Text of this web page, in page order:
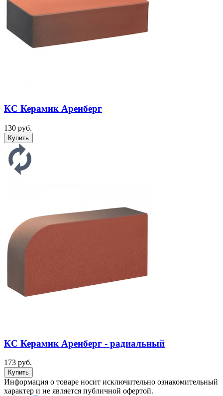
КС Керамик Аренберг
130 руб.
КС Керамик Аренберг - радиальный
173 руб.
Информация о товаре носит исключительно ознакомительный
характер и не является публичной офертой.